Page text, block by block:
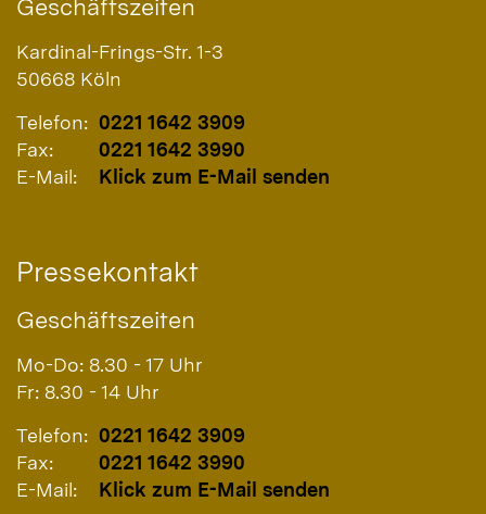
Geschäftszeiten
Kardinal-Frings-Str. 1-3
50668 Köln
Telefon: 0221 1642 3909
Fax:
0221 1642 3990
E-Mail:
Klick zum E-Mail senden
Pressekontakt
Geschäftszeiten
Mo-Do: 8.30 - 17 Uhr
Fr: 8.30 - 14 Uhr
Telefon: 0221 1642 3909
Fax:
0221 1642 3990
E-Mail:
Klick zum E-Mail senden